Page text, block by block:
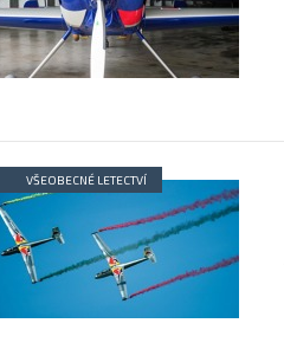
VŠEOBECNÉ LETECTVÍ